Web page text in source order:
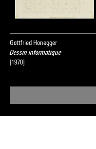
Gottfried Honegger
Dessin informatique
[1970]